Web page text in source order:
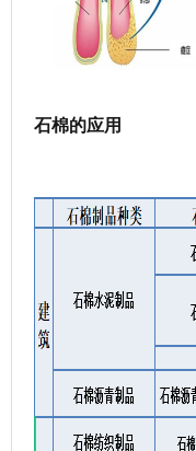
石棉的应用